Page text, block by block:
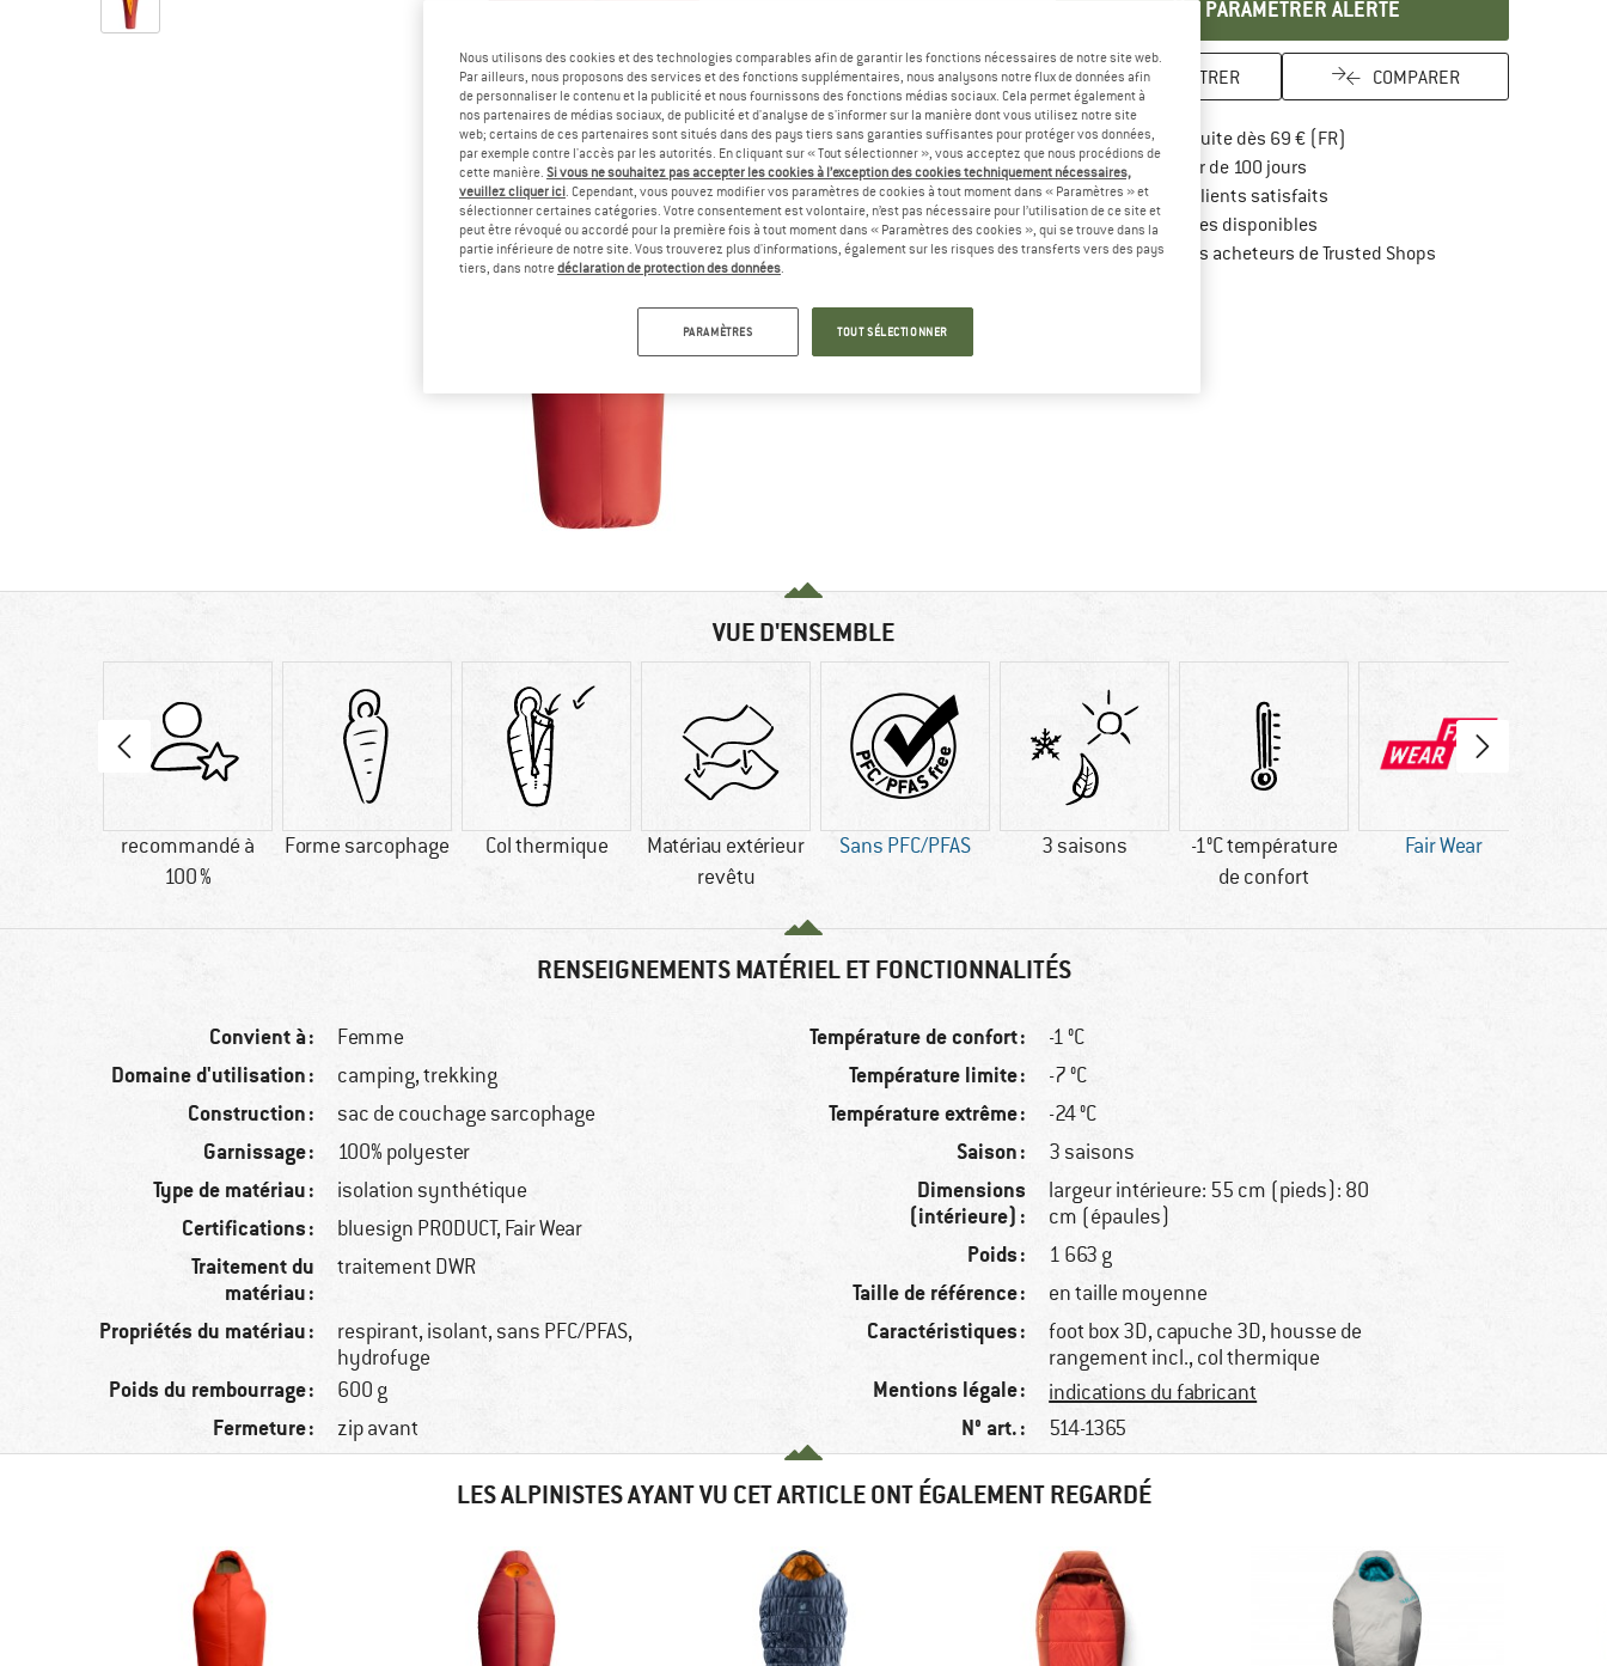
PARAMÉTRER ALERTE
ENREGISTRER COMPARER
Livraison gratuite dès 69 € (FR)
Droit de retour de 100 joursTrouve les informations de
> 4 000 000 clients satisfaits
Tous les articles disponibles
Protection des acheteurs de Trusted ShopsTrouve toutes les
VUE D'ENSEMBLE
recommandé à
100 %
Forme sarcophage Col thermique
Matériau extérieur
revêtu
Sans PFC/PFAS 3 saisons
-1°C température
de confort
Fair Wear
RENSEIGNEMENTS MATÉRIEL ET FONCTIONNALITÉS
Convient à : Femme
Domaine d'utilisation : camping, trekking
Construction : sac de couchage sarcophage
Garnissage : 100% polyester
Type de matériau : isolation synthétique
Certifications : bluesign PRODUCT, Fair Wear
Traitement du
matériau :
traitement DWR
Propriétés du matériau :
respirant, isolant, sans PFC/PFAS,
hydrofuge
Poids du rembourrage : 600 g
Fermeture : zip avant
Température de confort : -1 °C
Température limite : -7 °C
Température extrême : -24 °C
Saison : 3 saisons
Dimensions
(intérieure) :
largeur intérieure: 55 cm (pieds): 80
cm (épaules)
Poids : 1 663 g
Taille de référence : en taille moyenne
Caractéristiques :
foot box 3D, capuche 3D, housse de
rangement incl., col thermique
Mentions légale : indications du fabricant
N° art. : 514-1365
LES ALPINISTES AYANT VU CET ARTICLE ONT ÉGALEMENT REGARDÉ
Nous utilisons des cookies et des technologies comparables afin de garantir les fonctions nécessaires de notre site web.
Par ailleurs, nous proposons des services et des fonctions supplémentaires, nous analysons notre flux de données afin
de personnaliser le contenu et la publicité et nous fournissons des fonctions médias sociaux. Cela permet également à
nos partenaires de médias sociaux, de publicité et d'analyse de s'informer sur la manière dont vous utilisez notre site
web; certains de ces partenaires sont situés dans des pays tiers sans garanties suffisantes pour protéger vos données,
par exemple contre l'accès par les autorités. En cliquant sur « Tout sélectionner », vous acceptez que nous procédions de
cette manière. Si vous ne souhaitez pas accepter les cookies à l’exception des cookies techniquement nécessaires,
veuillez cliquer ici. Cependant, vous pouvez modifier vos paramètres de cookies à tout moment dans « Paramètres » et
sélectionner certaines catégories. Votre consentement est volontaire, n’est pas nécessaire pour l’utilisation de ce site et
peut être révoqué ou accordé pour la première fois à tout moment dans « Paramètres des cookies », qui se trouve dans la
partie inférieure de notre site. Vous trouverez plus d'informations, également sur les risques des transferts vers des pays
tiers, dans notredéclaration de protection des données.
PARAMÈTRES TOUT SÉLECTIONNER